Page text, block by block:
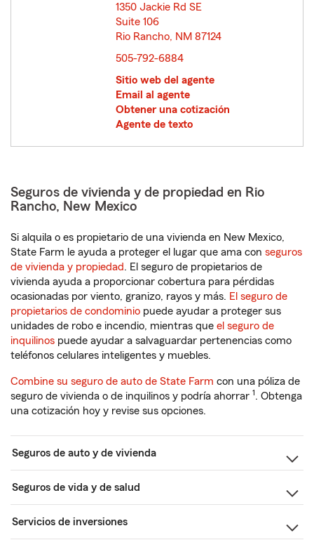
1350 Jackie Rd SE
Suite 106
Rio Rancho, NM 87124
505-792-6884
Sitio web del agente
Email al agente
Obtener una cotización
Agente de texto
Seguros de vivienda y de propiedad en Rio
Rancho, New Mexico
Si alquila o es propietario de una vivienda en New Mexico,
State Farm le ayuda a proteger el lugar que ama con seguros
de vivienda y propiedad. El seguro de propietarios de
vivienda ayuda a proporcionar cobertura para pérdidas
ocasionadas por viento, granizo, rayos y más. El seguro de
propietarios de condominio puede ayudar a proteger sus
unidades de robo e incendio, mientras que el seguro de
inquilinos puede ayudar a salvaguardar pertenencias como
teléfonos celulares inteligentes y muebles.
Combine su seguro de auto de State Farm con una póliza de
seguro de vivienda o de inquilinos y podría ahorrar 1. Obtenga
una cotización hoy y revise sus opciones.
Seguros de auto y de vivienda
Seguros de vida y de salud
Servicios de inversiones